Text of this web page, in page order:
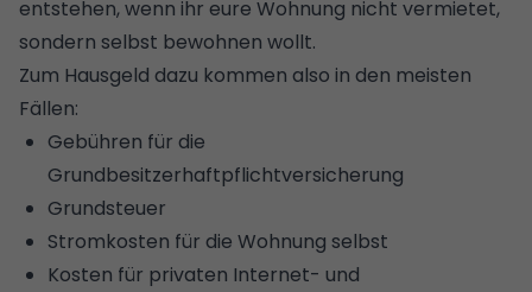
entstehen, wenn ihr eure Wohnung nicht vermietet,
sondern selbst bewohnen wollt.
Zum Hausgeld dazu kommen also in den meisten
Fällen:
Gebühren für die
Grundbesitzerhaftpflichtversicherung
Grundsteuer
Stromkosten für die Wohnung selbst
Kosten für privaten Internet- und